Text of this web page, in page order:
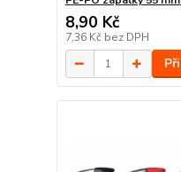
8,90 Kč
7,36 Kč bez DPH